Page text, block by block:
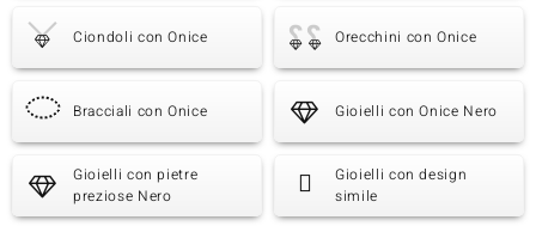
Ciondoli con Onice Orecchini con Onice
Bracciali con Onice Gioielli con Onice Nero
Gioielli con pietre
preziose Nero
Gioielli con design
simile